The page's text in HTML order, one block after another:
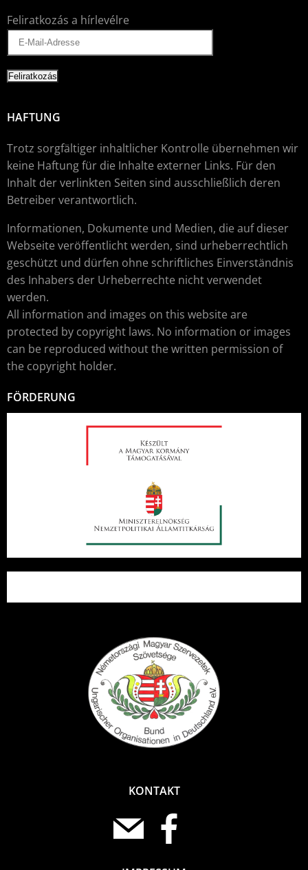
Feliratkozás a hírlevélre
HAFTUNG
Trotz sorgfältiger inhaltlicher Kontrolle übernehmen wir
keine Haftung für die Inhalte externer Links. Für den
Inhalt der verlinkten Seiten sind ausschließlich deren
Betreiber verantwortlich.
Informationen, Dokumente und Medien, die auf dieser
Webseite veröffentlicht werden, sind urheberrechtlich
geschützt und dürfen ohne schriftliches Einverständnis
des Inhabers der Urheberrechte nicht verwendet
werden.
All information and images on this website are
protected by copyright laws. No information or images
can be reproduced without the written permission of
the copyright holder.
FÖRDERUNG
KONTAKT